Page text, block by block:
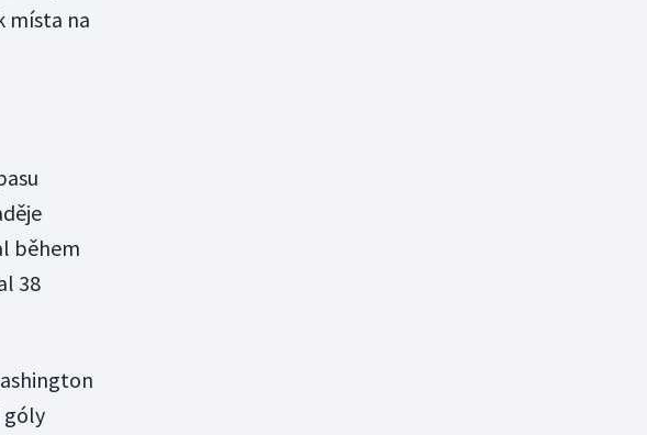
místa na
během
38
góly